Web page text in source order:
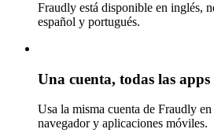
Fraudly está disponible en inglés,
español y portugués.
Una cuenta, todas las apps
Usa la misma cuenta de Fraudly
navegador y aplicaciones móviles.